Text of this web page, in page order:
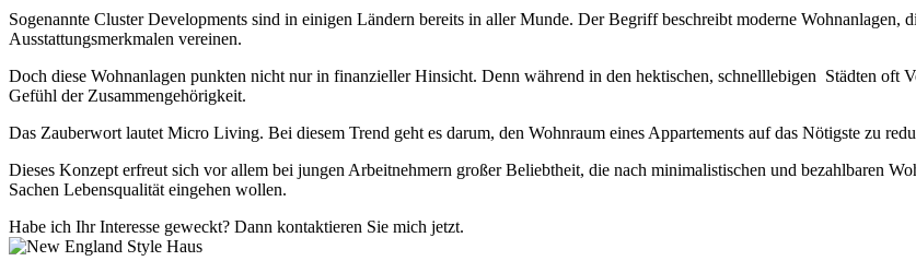
Sogenannte Cluster Developments sind in einigen Ländern bereits in aller Munde. Der Begriff beschreibt moderne Wohnanlagen,
Ausstattungsmerkmalen vereinen.
Doch diese Wohnanlagen punkten nicht nur in finanzieller Hinsicht. Denn während in den hektischen, schnelllebigen Städten oft
Gefühl der Zusammengehörigkeit.
Das Zauberwort lautet Micro Living. Bei diesem Trend geht es darum, den Wohnraum eines Appartements auf das Nötigste zu
Dieses Konzept erfreut sich vor allem bei jungen Arbeitnehmern großer Beliebtheit, die nach minimalistischen und bezahlbaren
Sachen Lebensqualität eingehen wollen.
Habe ich Ihr Interesse geweckt? Dann kontaktieren Sie mich jetzt.